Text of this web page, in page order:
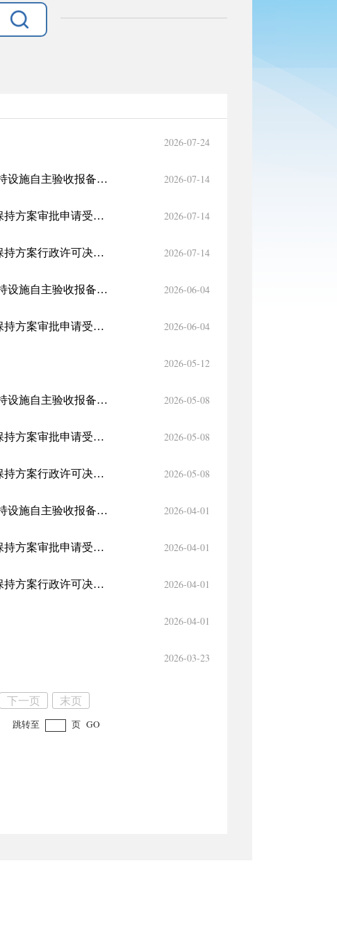
2026-07-24
巴州水利局关于2026年6月1日-6月30日生产建设项目水土保持设施自主验收报备接受公告 2026-07-14
巴州水利局关于2026年6月1日—6月30日生产建设项目水土保持方案审批申请受理情况的公示 2026-07-14
巴州水利局关于2026年6月1日—6月30日生产建设项目水土保持方案行政许可决定的公告 2026-07-14
巴州水利局关于2026年5月1日-5月31日生产建设项目水土保持设施自主验收报备接受公告 2026-06-04
巴州水利局关于2026年5月1日—5月31日生产建设项目水土保持方案审批申请受理情况的公示 2026-06-04
2026-05-12
巴州水利局关于2026年4月1日-4月30日生产建设项目水土保持设施自主验收报备接受公告 2026-05-08
巴州水利局关于2026年4月1日—4月30日生产建设项目水土保持方案审批申请受理情况的公示 2026-05-08
巴州水利局关于2026年4月1日—4月30日生产建设项目水土保持方案行政许可决定的公告 2026-05-08
巴州水利局关于2026年3月1日-3月31日生产建设项目水土保持设施自主验收报备接受公告 2026-04-01
巴州水利局关于2026年3月1日—3月31日生产建设项目水土保持方案审批申请受理情况的公示 2026-04-01
巴州水利局关于2026年3月1日—3月31日生产建设项目水土保持方案行政许可决定的公告 2026-04-01
2026-04-01
2026-03-23
下一页
末页
跳转至 页 GO